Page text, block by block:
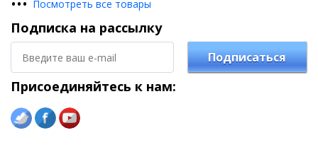
••• Посмотреть все товары
Подписка на рассылку
Подписаться
Присоединяйтесь к нам: